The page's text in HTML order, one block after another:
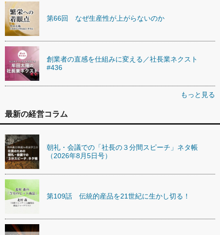
第66回 なぜ生産性が上がらないのか
創業者の直感を仕組みに変える／社長業ネクスト
#436
もっと見る
最新の経営コラム
朝礼・会議での「社長の３分間スピーチ」ネタ帳
（2026年8月5日号）
第109話 伝統的産品を21世紀に生かし切る！